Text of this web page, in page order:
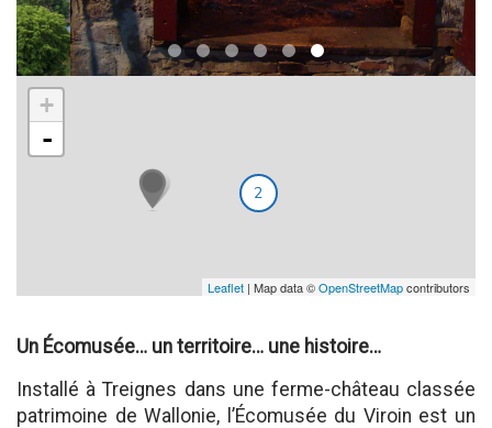
2
+
-
Leaflet | Map data ©OpenStreetMapcontributors
Un Écomusée… un territoire… une histoire…
Installé à Treignes dans une ferme-château classée
patrimoine de Wallonie, l’Écomusée du Viroin est un